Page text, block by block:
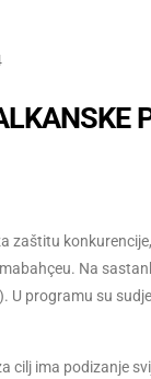
zaštitu
Na
U programu su
cilj ima podizanje